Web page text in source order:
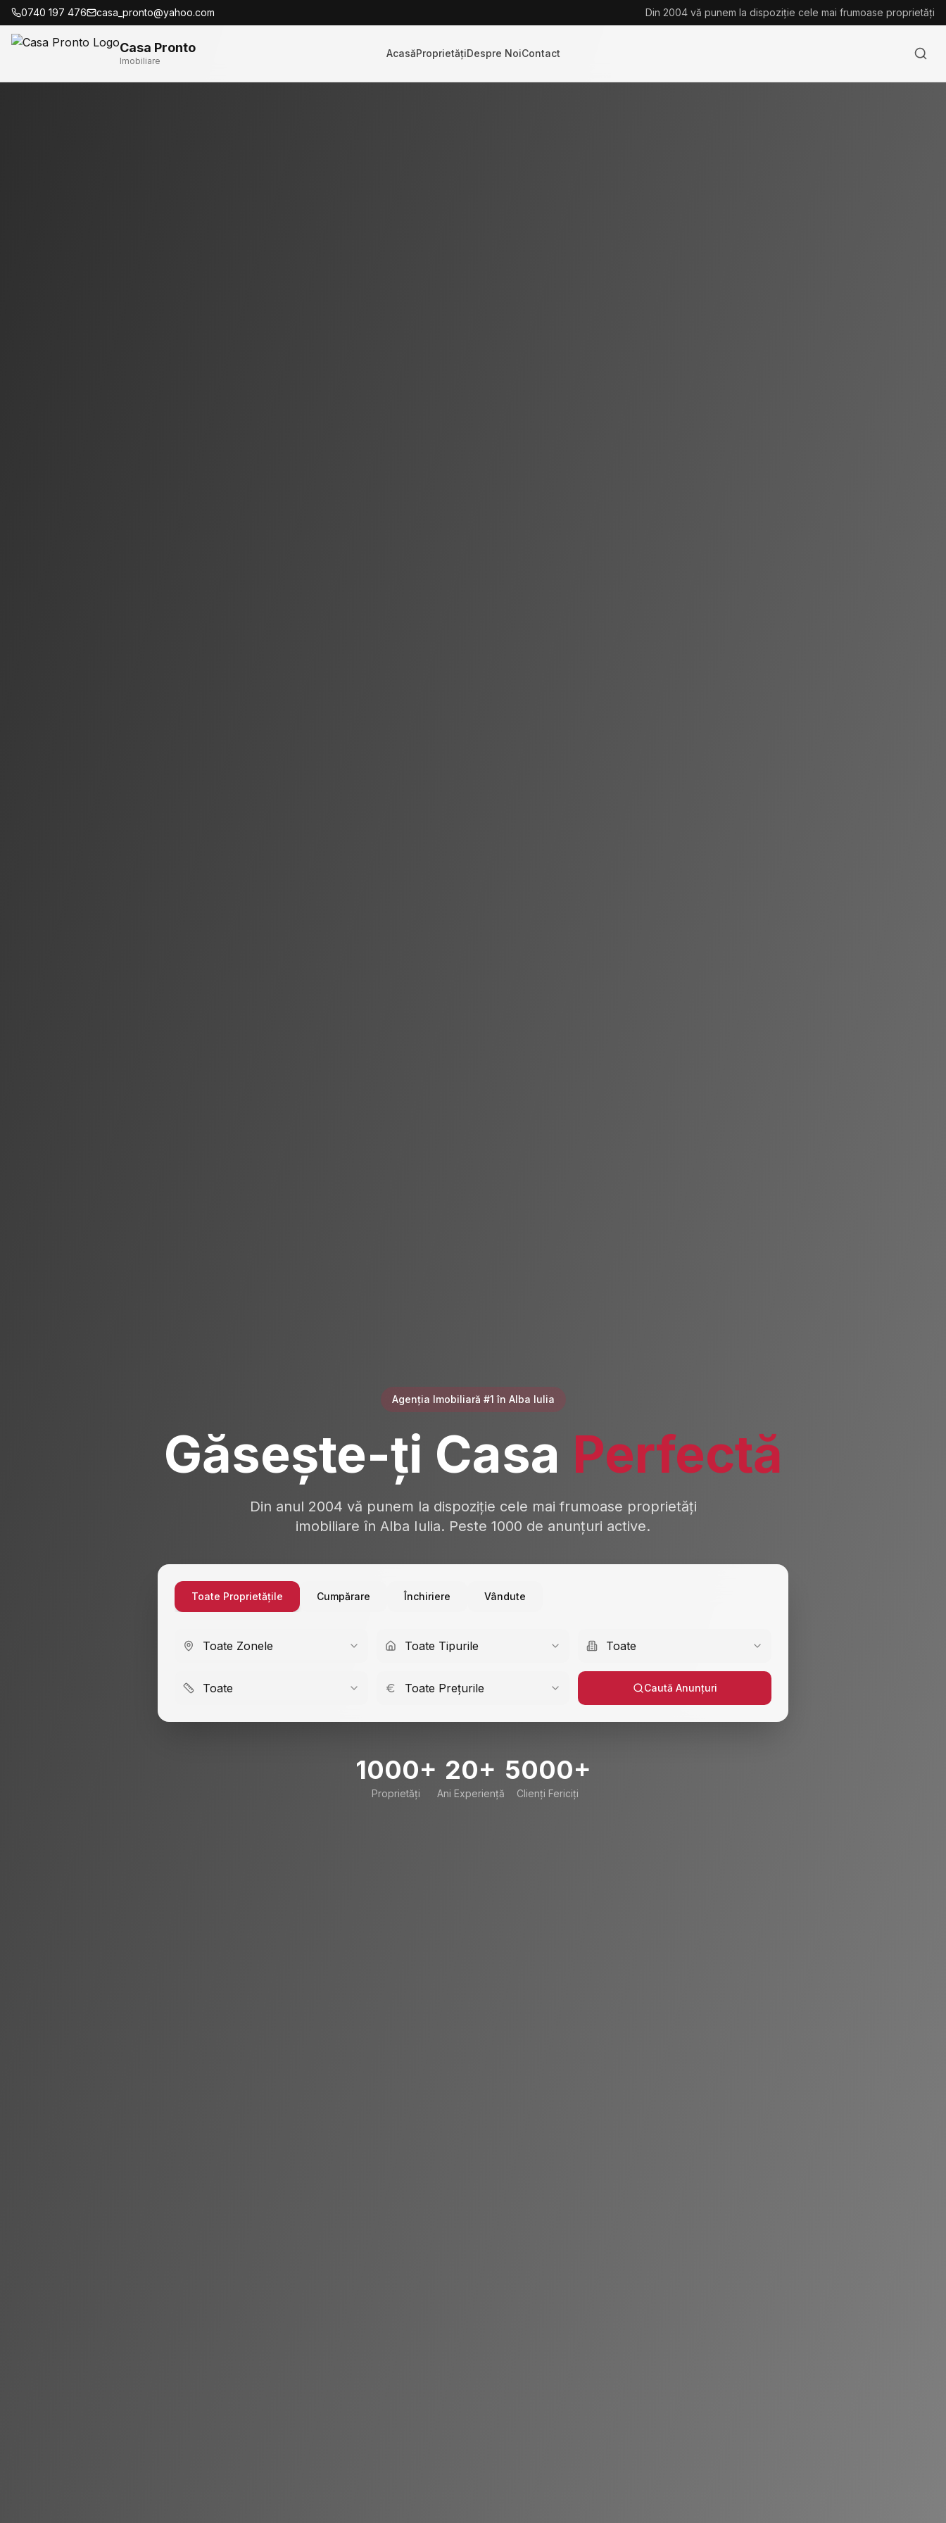
0740 197 476 casa_pronto@yahoo.com Din 2004 vă punem la dispoziție cele mai frumoase proprietăți
Casa Pronto
Imobiliare
AcasăProprietățiDespre NoiContact
Agenția Imobiliară #1 în Alba Iulia
Găsește-ți Casa Perfectă
Din anul 2004 vă punem la dispoziție cele mai frumoase proprietăți
imobiliare în Alba Iulia. Peste 1000 de anunțuri active.
Toate Proprietățile Cumpărare Închiriere Vândute
Toate Zonele Toate Tipurile Toate
Toate Toate Prețurile Caută Anunțuri
1000+
Proprietăți
20+
Ani Experiență
5000+
Clienți Fericiți